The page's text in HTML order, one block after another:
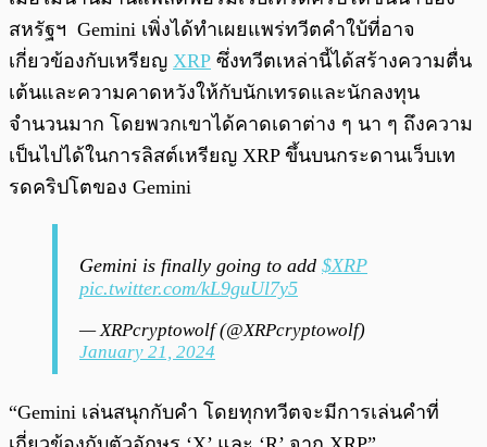
สหรัฐฯ Gemini เพิ่งได้ทำเผยแพร่ทวีตคำใบ้ที่อาจ
เกี่ยวข้องกับเหรียญ XRP ซึ่งทวีตเหล่านี้ได้สร้างความตื่น
เต้นและความคาดหวังให้กับนักเทรดและนักลงทุน
จำนวนมาก โดยพวกเขาได้คาดเดาต่าง ๆ นา ๆ ถึงความ
เป็นไปได้ในการลิสต์เหรียญ XRP ขึ้นบนกระดานเว็บเท
รดคริปโตของ Gemini
Gemini is finally going to add $XRP
pic.twitter.com/kL9guUl7y5
— XRPcryptowolf (@XRPcryptowolf)
January 21, 2024
“Gemini เล่นสนุกกับคำ โดยทุกทวีตจะมีการเล่นคำที่